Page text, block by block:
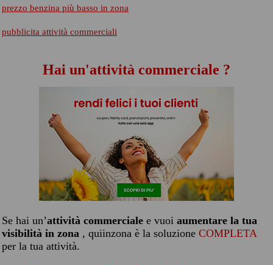
prezzo benzina più basso in zona
pubblicita attività commerciali
Hai un'attività commerciale ?
Se hai un’attività commerciale e vuoi aumentare la tua
visibilità in zona , quiinzona è la soluzione COMPLETA
per la tua attività.